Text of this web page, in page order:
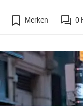
Merken 0